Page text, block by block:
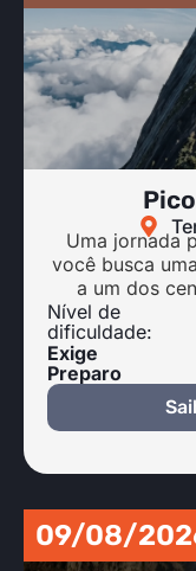
Uma jornada
você busca
a um dos
Nível de
dificuldade:
Exige
Preparo
09/08/